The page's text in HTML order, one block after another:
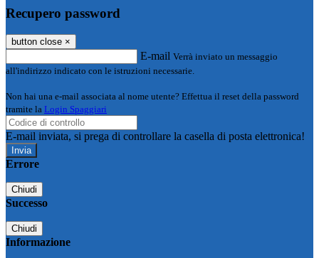
Recupero password
button close ×
E-mail Verrà inviato un messaggio
all'indirizzo indicato con le istruzioni necessarie.
Non hai una e-mail associata al nome utente? Effettua il reset della password
tramite la Login Spaggiari
E-mail inviata, si prega di controllare la casella di posta elettronica!
Errore
Chiudi
Successo
Chiudi
Informazione